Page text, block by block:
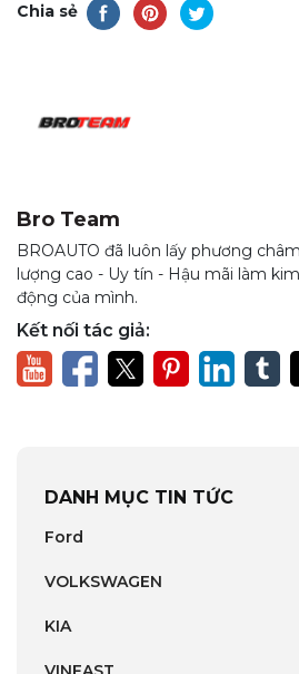
Chia sẻ
Bro Team
BROAUTO đã luôn lấy phương
lượng cao - Uy tín - Hậu mãi làm
động của mình.
Kết nối tác giả:
DANH MỤC TIN TỨC
Ford
VOLKSWAGEN
KIA